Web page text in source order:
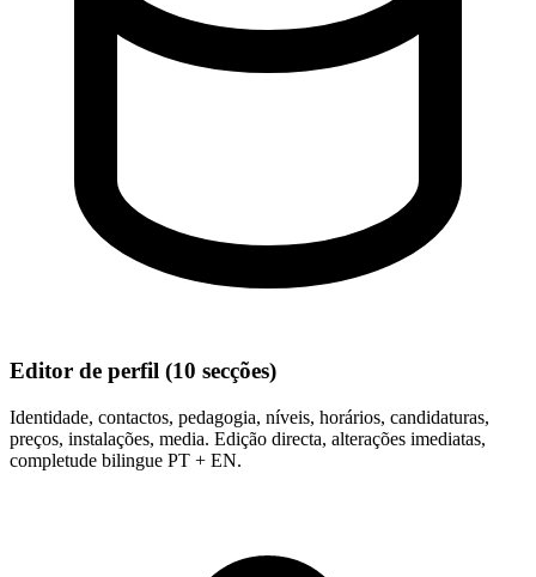
Editor de perfil (10 secções)
Identidade, contactos, pedagogia, níveis, horários, candidaturas,
preços, instalações, media. Edição directa, alterações imediatas,
completude bilingue PT + EN.